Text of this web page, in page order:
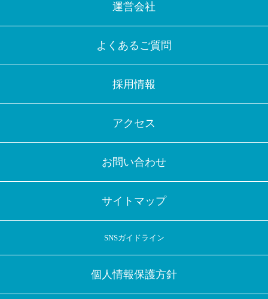
運営会社
よくあるご質問
採用情報
アクセス
お問い合わせ
サイトマップ
SNSガイドライン
個人情報保護方針